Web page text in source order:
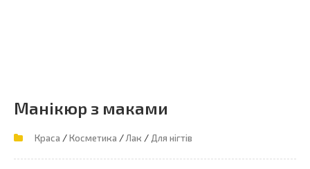
Манікюр з маками
Краса /Косметика /Лак / Для нігтів